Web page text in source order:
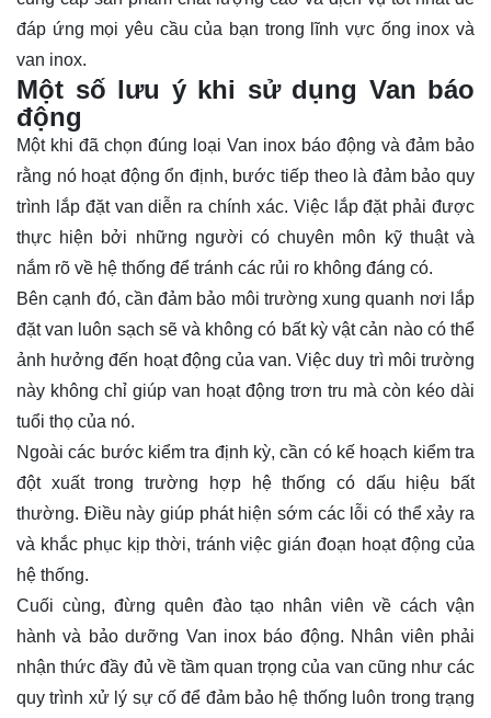
đáp ứng mọi yêu cầu của bạn trong lĩnh vực ống inox và
van inox.
Một số lưu ý khi sử dụng Van báo
động
Một khi đã chọn đúng loại Van inox báo động và đảm bảo
rằng nó hoạt động ổn định, bước tiếp theo là đảm bảo quy
trình lắp đặt van diễn ra chính xác. Việc lắp đặt phải được
thực hiện bởi những người có chuyên môn kỹ thuật và
nắm rõ về hệ thống để tránh các rủi ro không đáng có.
Bên cạnh đó, cần đảm bảo môi trường xung quanh nơi lắp
đặt van luôn sạch sẽ và không có bất kỳ vật cản nào có thể
ảnh hưởng đến hoạt động của van. Việc duy trì môi trường
này không chỉ giúp van hoạt động trơn tru mà còn kéo dài
tuổi thọ của nó.
Ngoài các bước kiểm tra định kỳ, cần có kế hoạch kiểm tra
đột xuất trong trường hợp hệ thống có dấu hiệu bất
thường. Điều này giúp phát hiện sớm các lỗi có thể xảy ra
và khắc phục kịp thời, tránh việc gián đoạn hoạt động của
hệ thống.
Cuối cùng, đừng quên đào tạo nhân viên về cách vận
hành và bảo dưỡng Van inox báo động. Nhân viên phải
nhận thức đầy đủ về tầm quan trọng của van cũng như các
quy trình xử lý sự cố để đảm bảo hệ thống luôn trong trạng